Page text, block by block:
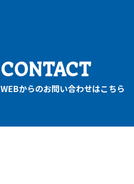
CONTACT
WEBからのお問い合わせはこちら